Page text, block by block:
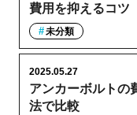
費用を抑えるコツ
未分類
アンカーボルトの
法で比較
2025.05.27